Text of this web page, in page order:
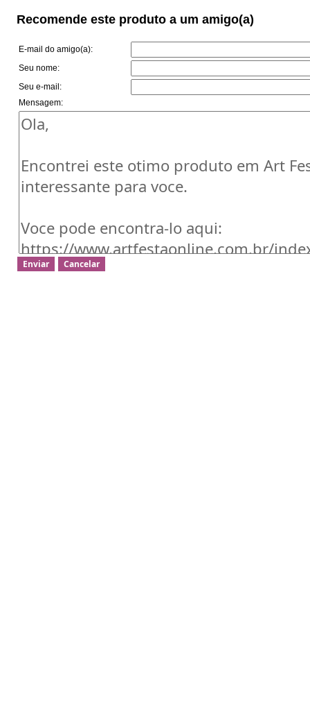
Recomende este produto a um amigo(a)
E-mail do amigo(a):
Seu nome:
Seu e-mail:
Mensagem: